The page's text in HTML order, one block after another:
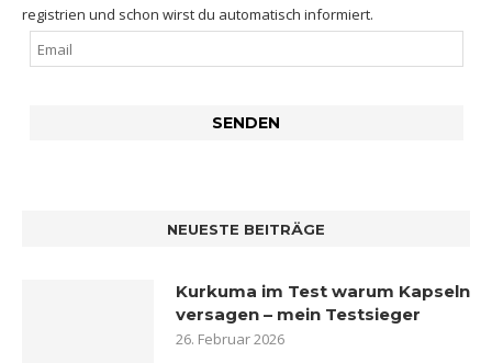
registrien und schon wirst du automatisch informiert.
NEUESTE BEITRÄGE
Kurkuma im Test warum Kapseln
versagen – mein Testsieger
26. Februar 2026